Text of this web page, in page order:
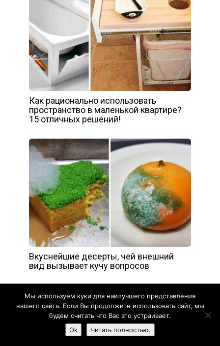
Как рационально использовать
пространство в маленькой квартире?
15 отличных решений!
Вкуснейшие десерты, чей внешний
вид вызывает кучу вопросов
Мы используем куки для наилучшего представления
нашего сайта. Если Вы продолжите использовать сайт, мы
будем считать что Вас это устраивает.
Ok
Читать полностью.